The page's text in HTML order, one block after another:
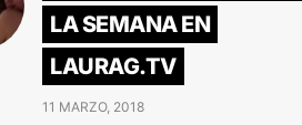
LA SEMANA EN
LAURAG.TV
11 MARZO, 2018